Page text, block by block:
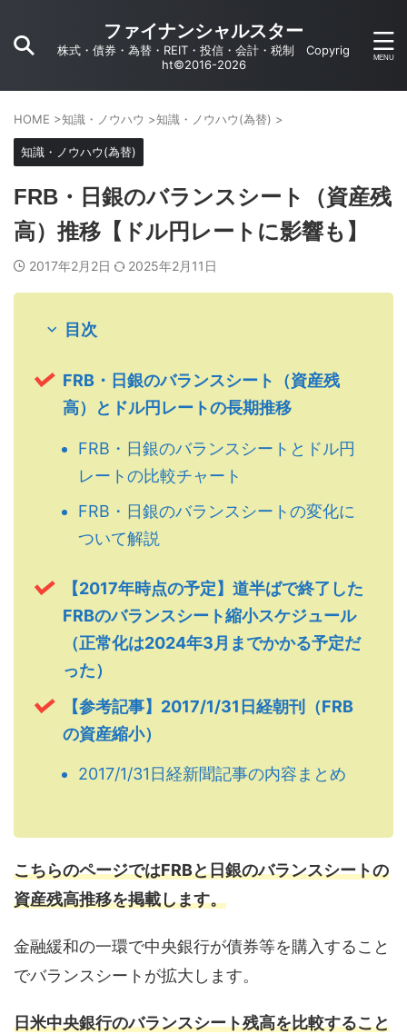
ファイナンシャルスター
株式・債券・為替・REIT・投信・会計・税制 Copyrig
ht©2016-2026
HOME >知識・ノウハウ >知識・ノウハウ(為替) >
知識・ノウハウ(為替)
FRB・日銀のバランスシート（資産残
高）推移【ドル円レートに影響も】
2017年2月2日 2025年2月11日
目次
FRB・日銀のバランスシート（資産残
高）とドル円レートの長期推移
FRB・日銀のバランスシートとドル円
レートの比較チャート
FRB・日銀のバランスシートの変化に
ついて解説
【2017年時点の予定】道半ばで終了した
FRBのバランスシート縮小スケジュール
（正常化は2024年3月までかかる予定だ
った）
【参考記事】2017/1/31日経朝刊（FRB
の資産縮小）
2017/1/31日経新聞記事の内容まとめ
こちらのページではFRBと日銀のバランスシートの
資産残高推移を掲載します。
金融緩和の一環で中央銀行が債券等を購入すること
でバランスシートが拡大します。
日米中央銀行のバランスシート残高を比較すること